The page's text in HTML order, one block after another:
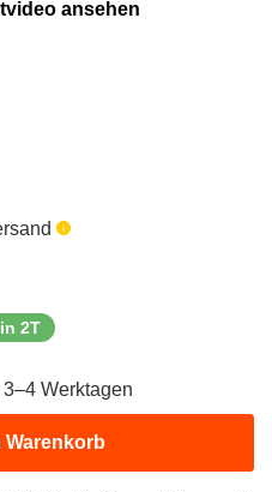
ansehen
2T
Werktagen
Warenkorb